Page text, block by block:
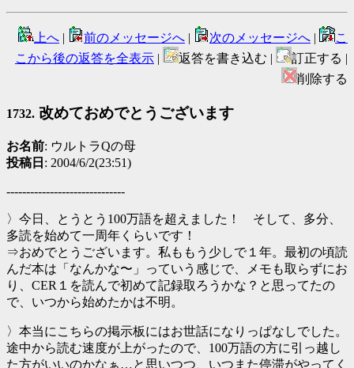
上へ | 前のメッセージへ | 次のメッセージへ |
こ
こから後の返答を全表示 | 返答を書き込む |
訂正する |
削除する
1732. 改めておめでとうございます
お名前: ウルトラQの母
投稿日 : 2004/6/2(23:51)
------------------------------
〉今日、とうとう100万語を超えました！ そして、多分、
多読を始めて一周年くらいです！
⇒おめでとうございます。私ももう少しで１年。最初の頃読
んだ本は「なんかな〜」っていう感じで、メモも取らずにお
り、CER１を読んで初めて記録取ろうかな？と思ってたの
で、いつから始めたかは不明。
〉本当にこちらの掲示板にはお世話になりっぱなしでした。
途中から読む速度が上がったので、100万語の方に引っ越し
た方がいいのかなぁ…と思いつつ、いつまた停滞がやってく